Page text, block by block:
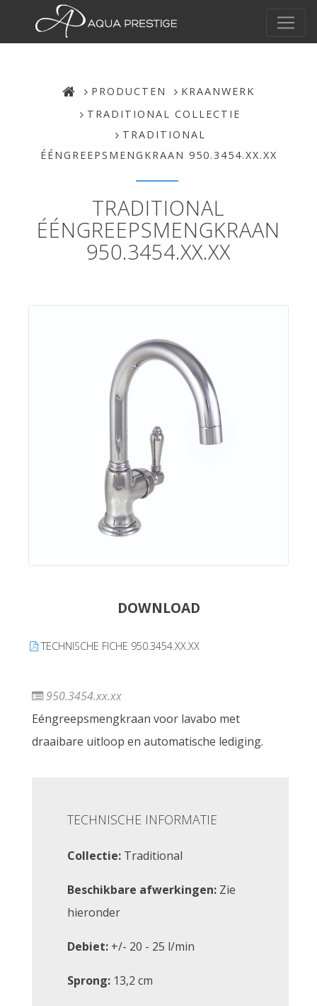
PRODUCTEN
KRAANWERK
TRADITIONAL COLLECTIE
TRADITIONAL
ÉÉNGREEPSMENGKRAAN 950.3454.XX.XX
TRADITIONAL
ÉÉNGREEPSMENGKRAAN
950.3454.XX.XX
DOWNLOAD
TECHNISCHE FICHE 950.3454.XX.XX
950.3454.xx.xx
Eéngreepsmengkraan voor lavabo met
draaibare uitloop en automatische lediging.
TECHNISCHE INFORMATIE
Collectie: Traditional
Beschikbare afwerkingen: Zie
hieronder
Debiet: +/- 20 - 25 l/min
Sprong: 13,2 cm